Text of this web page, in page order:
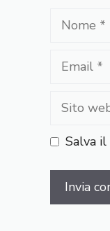
Nome
Email
Sito
Salva